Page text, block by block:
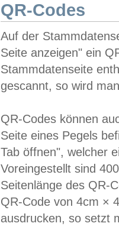
QR-Codes
Auf der
Seite anzeigen" ein
Stammdatenseite
gescannt, so wird
QR-Codes können
Seite eines Pegels
Tab öffnen", welcher
Voreingestellt sind
Seitenlänge des QR-
QR-Code von 4cm ×
ausdrucken, so setzt